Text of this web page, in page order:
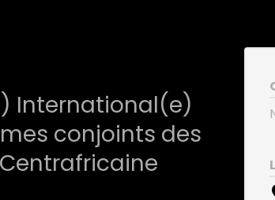
International(e)
conjoints des